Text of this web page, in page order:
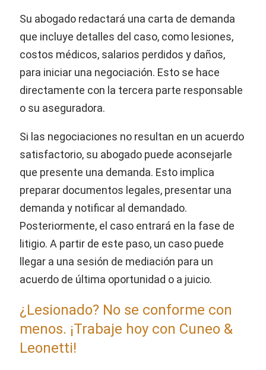
Su abogado redactará una carta de demanda
que incluye detalles del caso, como lesiones,
costos médicos, salarios perdidos y daños,
para iniciar una negociación. Esto se hace
directamente con la tercera parte responsable
o su aseguradora.
Si las negociaciones no resultan en un acuerdo
satisfactorio, su abogado puede aconsejarle
que presente una demanda. Esto implica
preparar documentos legales, presentar una
demanda y notificar al demandado.
Posteriormente, el caso entrará en la fase de
litigio. A partir de este paso, un caso puede
llegar a una sesión de mediación para un
acuerdo de última oportunidad o a juicio.
¿Lesionado? No se conforme con
menos. ¡Trabaje hoy con Cuneo &
Leonetti!